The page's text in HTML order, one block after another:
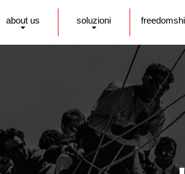
about us soluzioni